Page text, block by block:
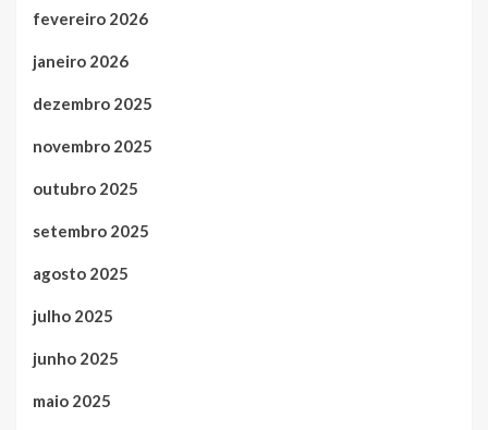
fevereiro 2026
janeiro 2026
dezembro 2025
novembro 2025
outubro 2025
setembro 2025
agosto 2025
julho 2025
junho 2025
maio 2025